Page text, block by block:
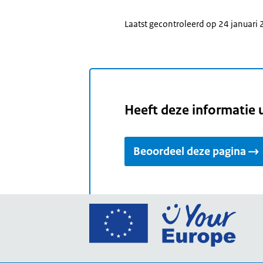
Laatst gecontroleerd op 24 januari
Heeft deze informatie
Beoordeel deze pagina
Ga